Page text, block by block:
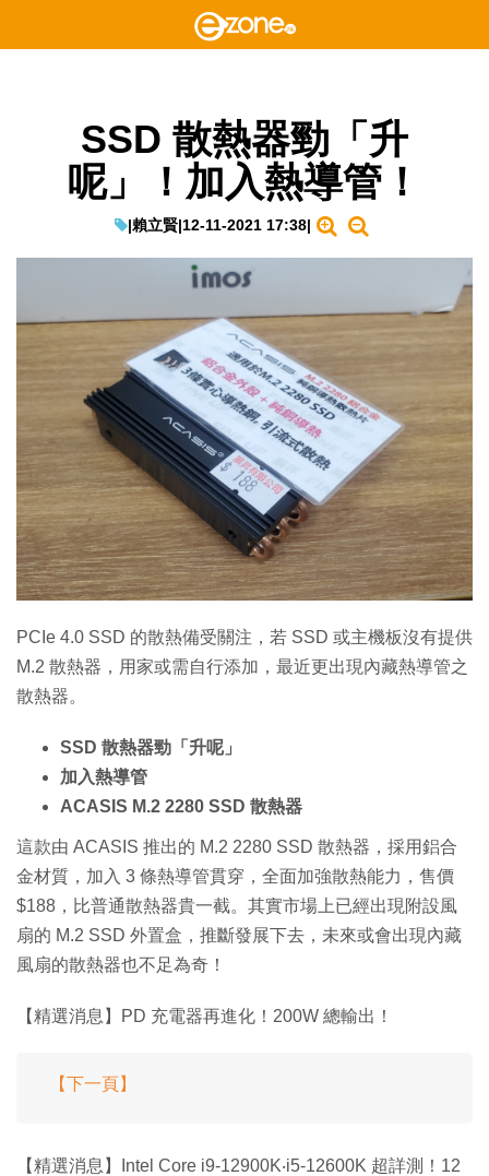
SSD 散熱器勁「升
呢」！加入熱導管！
|賴立賢|12-11-2021 17:38|
PCIe 4.0 SSD 的散熱備受關注，若 SSD 或主機板沒有提供
M.2 散熱器，用家或需自行添加，最近更出現內藏熱導管之
散熱器。
SSD 散熱器勁「升呢」
加入熱導管
ACASIS M.2 2280 SSD 散熱器
這款由 ACASIS 推出的 M.2 2280 SSD 散熱器，採用鋁合
金材質，加入 3 條熱導管貫穿，全面加強散熱能力，售價
$188，比普通散熱器貴一截。其實市場上已經出現附設風
扇的 M.2 SSD 外置盒，推斷發展下去，未來或會出現內藏
風扇的散熱器也不足為奇！
【精選消息】PD 充電器再進化！200W 總輸出！
【下一頁】
【精選消息】Intel Core i9-12900K‧i5-12600K 超詳測！12